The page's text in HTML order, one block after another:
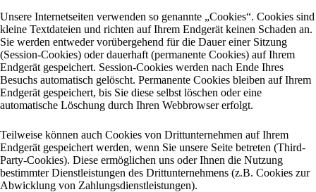
Unsere Internetseiten verwenden so genannte „Cookies“. Cookies sind
kleine Textdateien und richten auf Ihrem Endgerät keinen Schaden an.
Sie werden entweder vorübergehend für die Dauer einer Sitzung
(Session-Cookies) oder dauerhaft (permanente Cookies) auf Ihrem
Endgerät gespeichert. Session-Cookies werden nach Ende Ihres
Besuchs automatisch gelöscht. Permanente Cookies bleiben auf Ihrem
Endgerät gespeichert, bis Sie diese selbst löschen oder eine
automatische Löschung durch Ihren Webbrowser erfolgt.
Teilweise können auch Cookies von Drittunternehmen auf Ihrem
Endgerät gespeichert werden, wenn Sie unsere Seite betreten (Third-
Party-Cookies). Diese ermöglichen uns oder Ihnen die Nutzung
bestimmter Dienstleistungen des Drittunternehmens (z.B. Cookies zur
Abwicklung von Zahlungsdienstleistungen).